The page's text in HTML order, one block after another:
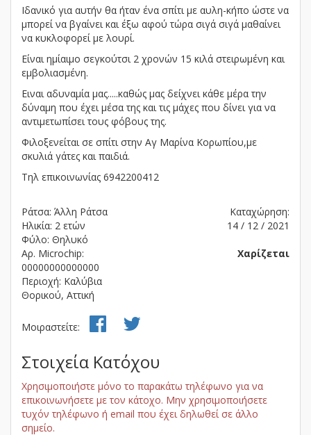
Ιδανικό για αυτήν θα ήταν ένα σπίτι με αυλη-κήπο ώστε να
μπορεί να βγαίνει και έξω αφού τώρα σιγά σιγά μαθαίνει
να κυκλοφορεί με λουρί.
Είναι ημίαιμο σεγκούτσι 2 χρονών 15 κιλά στειρωμένη και
εμβολιασμένη.
Ειναι αδυναμία μας.....καθώς μας δείχνει κάθε μέρα την
δύναμη που έχει μέσα της και τις μάχες που δίνει για να
αντιμετωπίσει τους φόβους της.
Φιλοξενείται σε σπίτι στην Αγ Μαρίνα Κορωπίου,με
σκυλιά γάτες και παιδιά.
Τηλ επικοινωνίας 6942200412
Ράτσα: Άλλη Ράτσα
Ηλικία: 2 ετών
Φύλο: Θηλυκό
Αρ. Microchip:
00000000000000
Περιοχή: Καλύβια
Θορικού, Αττική
Καταχώρηση:
14 / 12 / 2021
Χαρίζεται
Μοιραστείτε:
Στοιχεία Κατόχου
Χρησιμοποιήστε μόνο το παρακάτω τηλέφωνο για να
επικοινωνήσετε με τον κάτοχο. Μην χρησιμοποιήσετε
τυχόν τηλέφωνο ή email που έχει δηλωθεί σε άλλο
σημείο.